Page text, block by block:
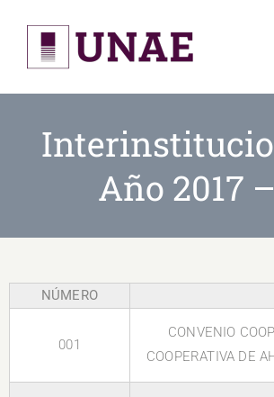
content
Año 2017
NÚMERO
001
CONVENIO
COOPERATIVA DE